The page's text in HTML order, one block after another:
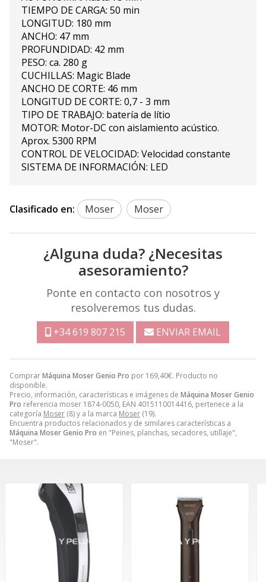
ComprarMáquina Moser Genio Pro por 169,40€. Producto no
disponible.
Precio, información, características e imágenes de Máquina Moser Genio
Pro referencia moser 1874-0050, EAN 4015110014416, pertenece a la
categoría Moser (8) y a la marca Moser (19).
Encuentra productos relacionados y de similares características a
Máquina Moser Genio Pro en "Peines, planchas, secadores, utillaje",
"Moser".
TIEMPO DE CARGA: 50 min
LONGITUD: 180 mm
ANCHO: 47 mm
PROFUNDIDAD: 42 mm
PESO: ca. 280 g
CUCHILLAS: Magic Blade
ANCHO DE CORTE: 46 mm
LONGITUD DE CORTE: 0,7 - 3 mm
TIPO DE TRABAJO: batería de lítio
MOTOR: Motor-DC con aislamiento acústico.
Aprox. 5300 RPM
CONTROL DE VELOCIDAD: Velocidad constante
SISTEMA DE INFORMACIÓN: LED
Clasificado en: Moser Moser
¿Alguna duda? ¿Necesitas
asesoramiento?
Ponte en contacto con nosotros y
resolveremos tus dudas.
+34 619 807 215 ENVIAR EMAIL